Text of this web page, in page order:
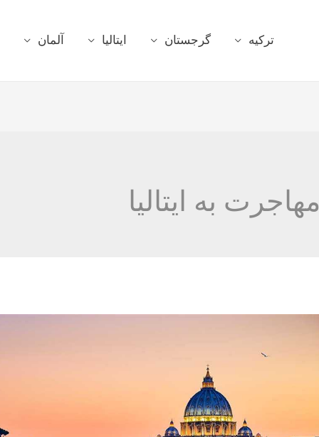
ترکیه گرجستان ایتالیا آلمان
مهاجرت به ایتالیا